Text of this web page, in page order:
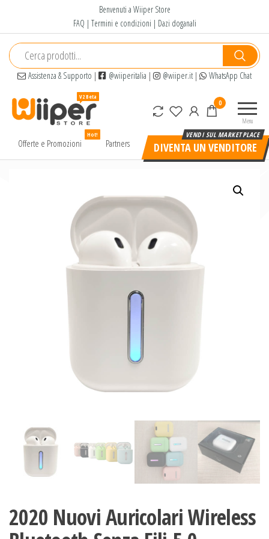
contenuto
Benvenuti a Wiiper Store
FAQ | Termini e condizioni | Dazi doganali
Assistenza & Supporto | @wiiperitalia | @wiiper.it| WhatsApp Chat
alta
Menu
0
Offerte e Promozioni
Hot!
Partners DIVENTA UN VENDITORE
2020 Nuovi Auricolari Wireless